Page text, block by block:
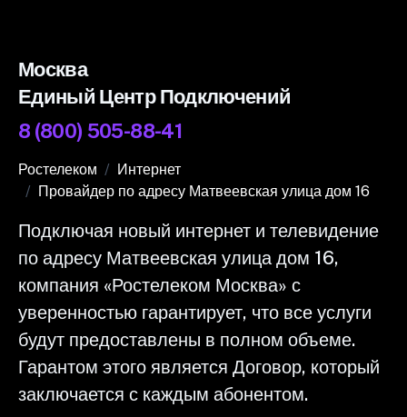
Москва
Единый Центр Подключений
8 (800) 505-88-41
Ростелеком
Интернет
Провайдер по адресу Матвеевская улица дом 16
Подключая новый интернет и телевидение
по адресу Матвеевская улица дом 16,
компания «Ростелеком Москва» с
уверенностью гарантирует, что все услуги
будут предоставлены в полном объеме.
Гарантом этого является Договор, который
заключается с каждым абонентом.